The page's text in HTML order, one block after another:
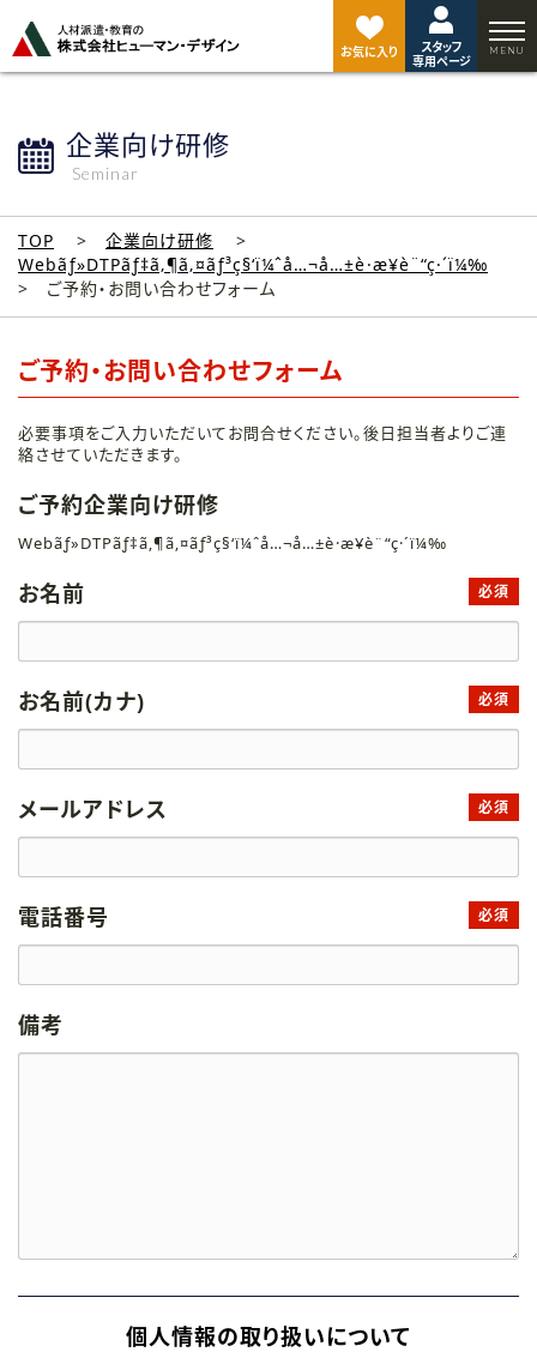
お気に入り
スタッフ
専用ページ
企業向け研修
Seminar
TOP
企業向け研修
Webãƒ»DTPãƒ‡ã‚¶ã‚¤ãƒ³ç§‘ï¼ˆå…¬å…±è·æ¥­è¨“ç·´ï¼‰
ご予約・お問い合わせフォーム
ご予約・お問い合わせフォーム
必要事項をご入力いただいてお問合せください。後日担当者よりご連
絡させていただきます。
ご予約企業向け研修
Webãƒ»DTPãƒ‡ã‚¶ã‚¤ãƒ³ç§‘ï¼ˆå…¬å…±è·æ¥­è¨“ç·´ï¼‰
お名前 必須
お名前(カナ) 必須
メールアドレス 必須
電話番号 必須
備考
個人情報の取り扱いについて
ジ
ト